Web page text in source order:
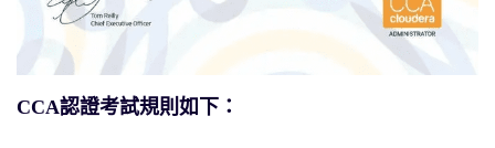
CCA認證考試規則如下：